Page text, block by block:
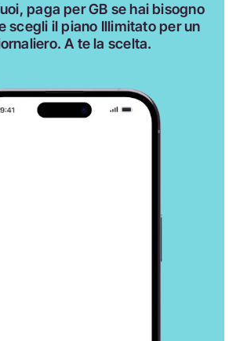
paga per GB se hai bisogno
scegli il piano Illimitato per un
A te la scelta.